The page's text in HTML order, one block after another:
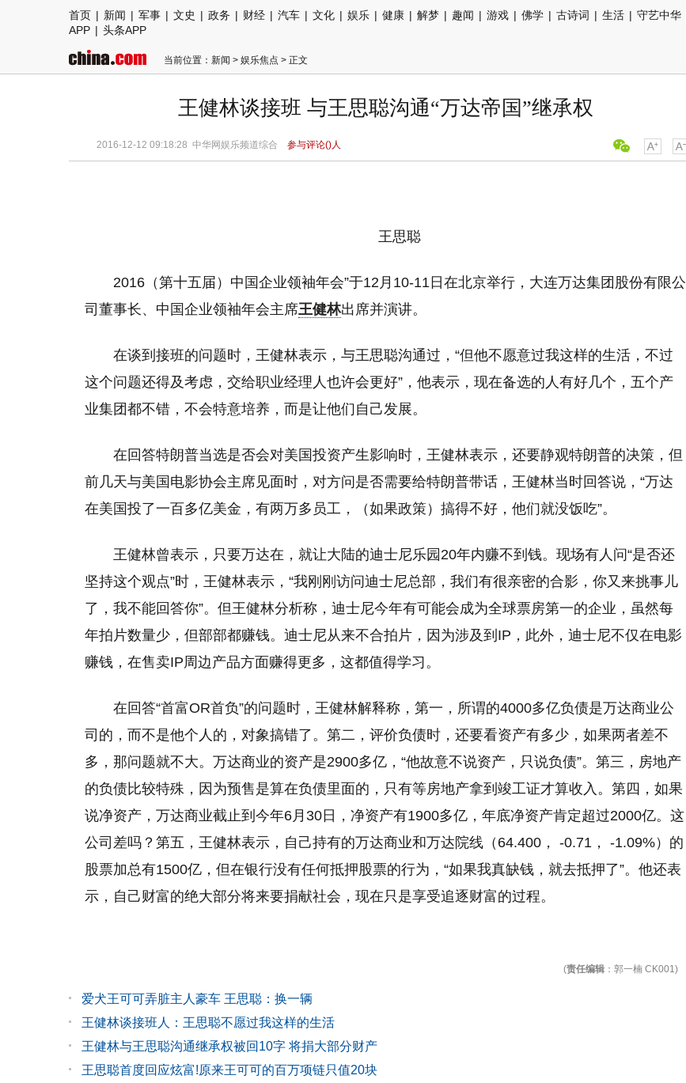
首页 | 新闻 | 军事 | 文史 | 政务 | 财经 | 汽车 | 文化 | 娱乐 | 健康 | 解梦 | 趣闻 | 游戏 | 佛学 | 古诗词 | 生活 | 守艺中华
APP | 头条APP
当前位置： 新闻 > 娱乐焦点 > 正文
王健林谈接班 与王思聪沟通“万达帝国”继承权
2016-12-12 09:18:28 中华网娱乐频道综合 参与评论()人
王思聪
2016（第十五届）中国企业领袖年会”于12月10-11日在北京举行，大连万达集团股份有限公
司董事长、中国企业领袖年会主席王健林出席并演讲。
在谈到接班的问题时，王健林表示，与王思聪沟通过，“但他不愿意过我这样的生活，不过
这个问题还得及考虑，交给职业经理人也许会更好”，他表示，现在备选的人有好几个，五个产
业集团都不错，不会特意培养，而是让他们自己发展。
在回答特朗普当选是否会对美国投资产生影响时，王健林表示，还要静观特朗普的决策，但
前几天与美国电影协会主席见面时，对方问是否需要给特朗普带话，王健林当时回答说，“万达
在美国投了一百多亿美金，有两万多员工，（如果政策）搞得不好，他们就没饭吃”。
王健林曾表示，只要万达在，就让大陆的迪士尼乐园20年内赚不到钱。现场有人问“是否还
坚持这个观点”时，王健林表示，“我刚刚访问迪士尼总部，我们有很亲密的合影，你又来挑事儿
了，我不能回答你”。但王健林分析称，迪士尼今年有可能会成为全球票房第一的企业，虽然每
年拍片数量少，但部部都赚钱。迪士尼从来不合拍片，因为涉及到IP，此外，迪士尼不仅在电影
赚钱，在售卖IP周边产品方面赚得更多，这都值得学习。
在回答“首富OR首负”的问题时，王健林解释称，第一，所谓的4000多亿负债是万达商业公
司的，而不是他个人的，对象搞错了。第二，评价负债时，还要看资产有多少，如果两者差不
多，那问题就不大。万达商业的资产是2900多亿，“他故意不说资产，只说负债”。第三，房地产
的负债比较特殊，因为预售是算在负债里面的，只有等房地产拿到竣工证才算收入。第四，如果
说净资产，万达商业截止到今年6月30日，净资产有1900多亿，年底净资产肯定超过2000亿。这
公司差吗？第五，王健林表示，自己持有的万达商业和万达院线（64.400， -0.71， -1.09%）的
股票加总有1500亿，但在银行没有任何抵押股票的行为，“如果我真缺钱，就去抵押了”。他还表
示，自己财富的绝大部分将来要捐献社会，现在只是享受追逐财富的过程。
(责任编辑 ：郭一楠 CK001)
爱犬王可可弄脏主人豪车 王思聪：换一辆
王健林谈接班人：王思聪不愿过我这样的生活
王健林与王思聪沟通继承权被回10字 将捐大部分财产
王思聪首度回应炫富!原来王可可的百万项链只值20块